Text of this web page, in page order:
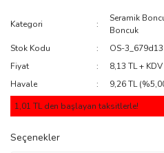
Kategori
Seramik
Boncuk
Stok Kodu
OS-3_679d13
Fiyat
8,13 TL + KDV
Havale
9,26 TL
1,01 TL den başlayan taksitlerle!
Seçenekler